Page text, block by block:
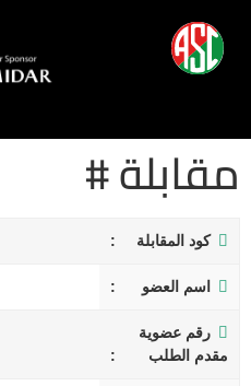
مقابلة #
كود المقابلة
اسم العضو
رقم عضوية
مقدم الطلب